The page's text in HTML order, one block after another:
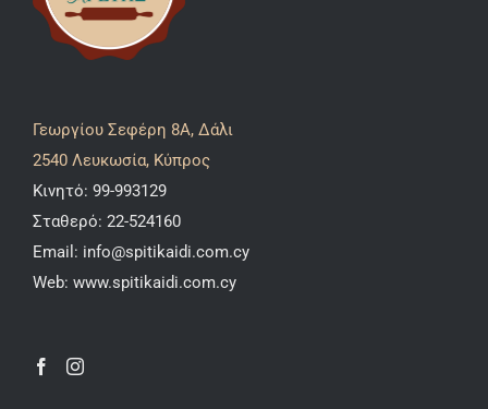
Γεωργίου Σεφέρη 8A, Δάλι
2540 Λευκωσία, Κύπρος
Κινητό: 99-993129
Σταθερό: 22-524160
Email: info@spitikaidi.com.cy
Web: www.spitikaidi.com.cy